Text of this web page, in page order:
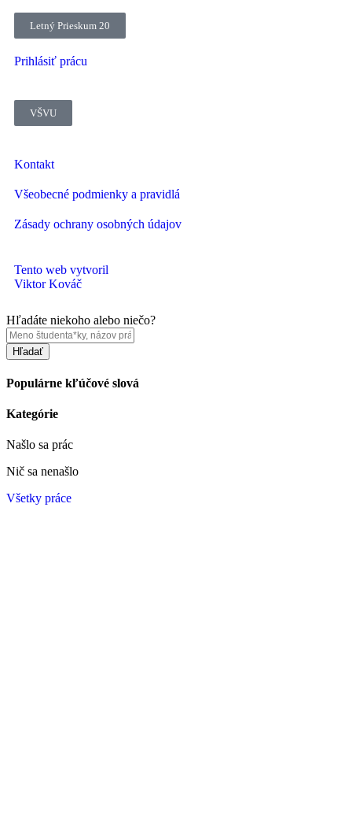
Letný Prieskum 20
Prihlásiť prácu
VŠVU
Kontakt
Všeobecné podmienky a pravidlá
Zásady ochrany osobných údajov
Tento web vytvoril
Viktor Kováč
Hľadáte niekoho alebo niečo?
Hľadať
Populárne kľúčové slová
Kategórie
Našlo sa prác
Nič sa nenašlo
Všetky práce